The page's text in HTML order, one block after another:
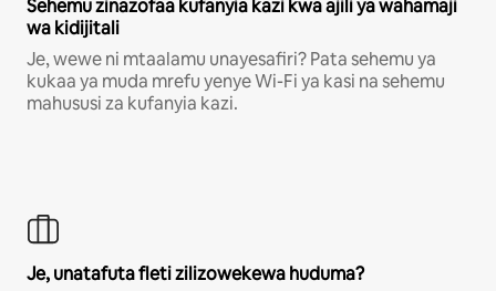
Sehemu zinazofaa kufanyia kazi kwa ajili ya wahamaji
wa kidijitali
Je, wewe ni mtaalamu unayesafiri? Pata sehemu ya
kukaa ya muda mrefu yenye Wi-Fi ya kasi na sehemu
mahususi za kufanyia kazi.
Je, unatafuta fleti zilizowekewa huduma?